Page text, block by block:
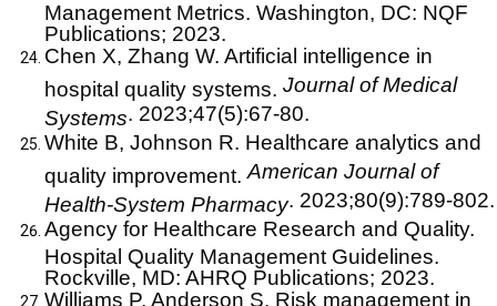
Management Metrics. Washington, DC: NQF
Publications; 2023.
Chen X, Zhang W. Artificial intelligence in
hospital quality systems. Journal of Medical
Systems. 2023;47(5):67-80.
White B, Johnson R. Healthcare analytics and
quality improvement. American Journal of
Health-System Pharmacy. 2023;80(9):789-802.
Agency for Healthcare Research and Quality.
Hospital Quality Management Guidelines.
Rockville, MD: AHRQ Publications; 2023.
Williams P, Anderson S. Risk management in